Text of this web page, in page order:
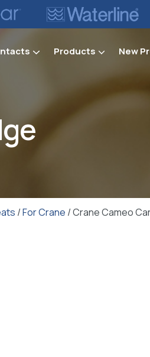
Products New
/For Crane / Crane Cameo